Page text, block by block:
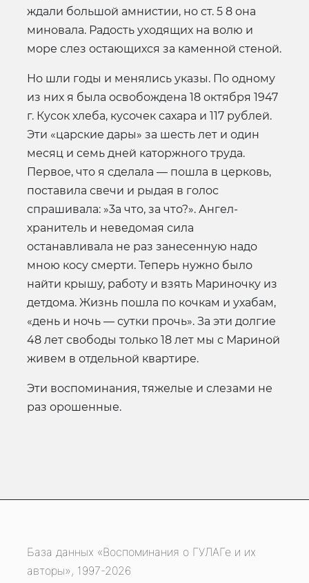
ждали большой амнистии, но ст. 5 8 она
миновала. Радость уходящих на волю и
море слез остающихся за каменной стеной.
Но шли годы и менялись указы. По одному
из них я была освобождена 18 октября 1947
г. Кусок хлеба, кусочек сахара и 117 рублей.
Эти «царские дары» за шесть лет и один
месяц и семь дней каторжного труда.
Первое, что я сделала — пошла в церковь,
поставила свечи и рыдая в голос
спрашивала: »3а что, за что?». Ангел-
хранитель и неведомая сила
останавливала не раз занесенную надо
мною косу смерти. Теперь нужно было
найти крышу, работу и взять Мариночку из
детдома. Жизнь пошла по кочкам и ухабам,
«день и ночь — сутки прочь». За эти долгие
48 лет свободы только 18 лет мы с Мариной
живем в отдельной квартире.
Эти воспоминания, тяжелые и слезами не
раз орошенные.
База данных «Воспоминания о ГУЛАГе и их
авторы», 1997-2026